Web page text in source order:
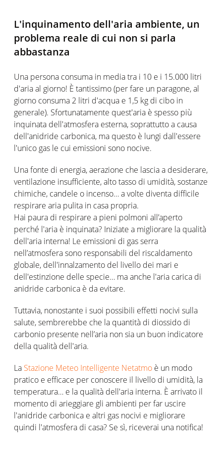
L'inquinamento dell'aria ambiente, un
problema reale di cui non si parla
abbastanza
Una persona consuma in media tra i 10 e i 15.000 litri
d'aria al giorno! È tantissimo (per fare un paragone, al
giorno consuma 2 litri d'acqua e 1,5 kg di cibo in
generale). Sfortunatamente quest'aria è spesso più
inquinata dell'atmosfera esterna, soprattutto a causa
dell'anidride carbonica, ma questo è lungi dall'essere
l'unico gas le cui emissioni sono nocive.
Una fonte di energia, aerazione che lascia a desiderare,
ventilazione insufficiente, alto tasso di umidità, sostanze
chimiche, candele o incenso… a volte diventa difficile
respirare aria pulita in casa propria.
Hai paura di respirare a pieni polmoni all’aperto
perché l'aria è inquinata? Iniziate a migliorare la qualità
dell'aria interna! Le emissioni di gas serra
nell’atmosfera sono responsabili del riscaldamento
globale, dell'innalzamento del livello dei mari e
dell'estinzione delle specie… ma anche l'aria carica di
anidride carbonica è da evitare.
Tuttavia, nonostante i suoi possibili effetti nocivi sulla
salute, sembrerebbe che la quantità di diossido di
carbonio presente nell’aria non sia un buon indicatore
della qualità dell'aria.
La Stazione Meteo Intelligente Netatmo è un modo
pratico e efficace per conoscere il livello di umidità, la
temperatura… e la qualità dell'aria interna. È arrivato il
momento di arieggiare gli ambienti per far uscire
l'anidride carbonica e altri gas nocivi e migliorare
quindi l'atmosfera di casa? Se sì, riceverai una notifica!